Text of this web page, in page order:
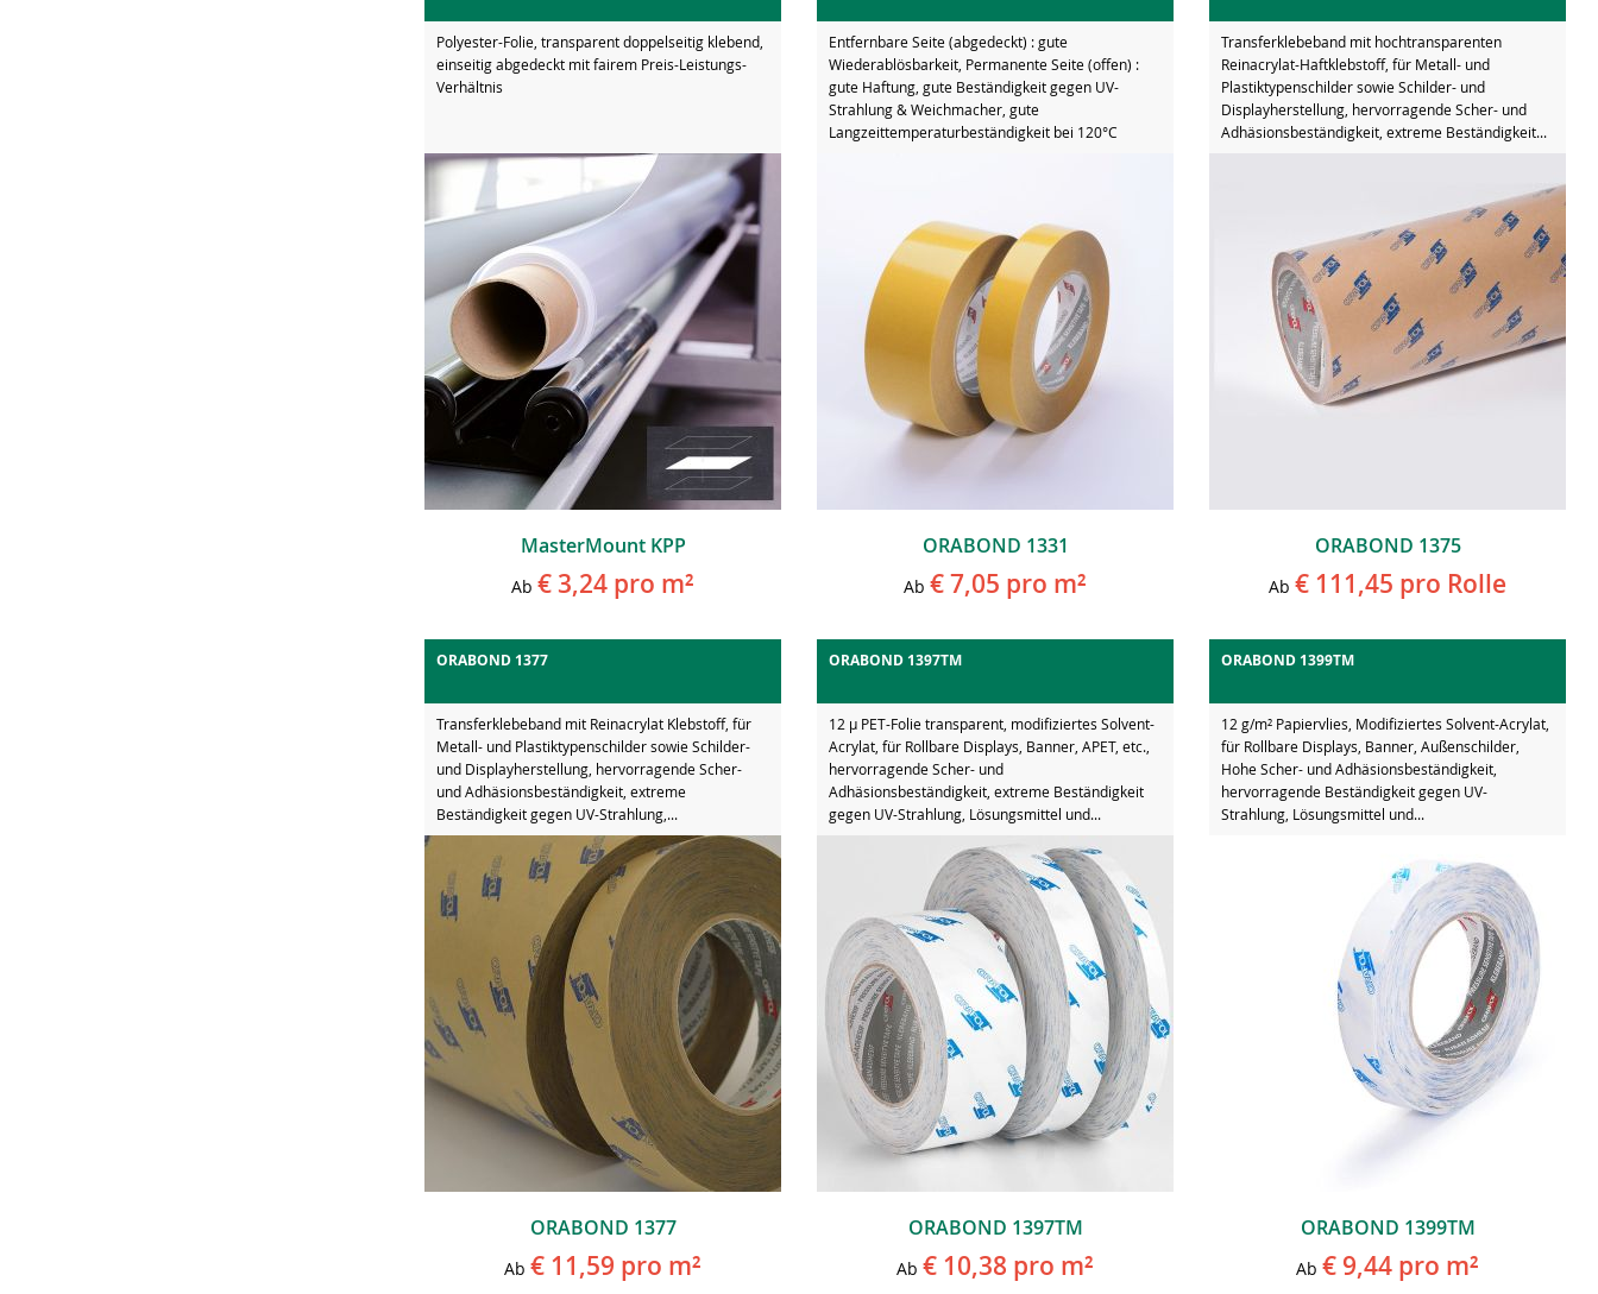
Polyester-Folie, transparent doppelseitig klebend,
einseitig abgedeckt mit fairem Preis-Leistungs-
Verhältnis
MasterMount KPP
Ab € 3,24 pro m²
Entfernbare Seite (abgedeckt) : gute
Wiederablösbarkeit, Permanente Seite (offen) :
gute Haftung, gute Beständigkeit gegen UV-
Strahlung & Weichmacher, gute
Langzeittemperaturbeständigkeit bei 120°C
ORABOND 1331
Ab € 7,05 pro m²
Transferklebeband mit hochtransparenten
Reinacrylat-Haftklebstoff, für Metall- und
Plastiktypenschilder sowie Schilder- und
Displayherstellung, hervorragende Scher- und
Adhäsionsbeständigkeit, extreme Beständigkeit...
ORABOND 1375
Ab € 111,45 pro Rolle
ORABOND 1377
Transferklebeband mit Reinacrylat Klebstoff, für
Metall- und Plastiktypenschilder sowie Schilder-
und Displayherstellung, hervorragende Scher-
und Adhäsionsbeständigkeit, extreme
Beständigkeit gegen UV-Strahlung,...
ORABOND 1377
Ab € 11,59 pro m²
ORABOND 1397TM
12 µ PET-Folie transparent, modifiziertes Solvent-
Acrylat, für Rollbare Displays, Banner, APET, etc.,
hervorragende Scher- und
Adhäsionsbeständigkeit, extreme Beständigkeit
gegen UV-Strahlung, Lösungsmittel und...
ORABOND 1397TM
Ab € 10,38 pro m²
ORABOND 1399TM
12 g/m² Papiervlies, Modifiziertes Solvent-Acrylat,
für Rollbare Displays, Banner, Außenschilder,
Hohe Scher- und Adhäsionsbeständigkeit,
hervorragende Beständigkeit gegen UV-
Strahlung, Lösungsmittel und...
ORABOND 1399TM
Ab € 9,44 pro m²